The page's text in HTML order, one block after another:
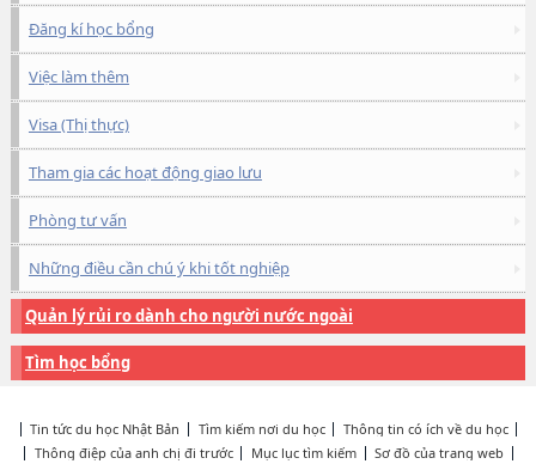
Đăng kí học bổng
Việc làm thêm
Visa (Thị thực)
Tham gia các hoạt động giao lưu
Phòng tư vấn
Những điều cần chú ý khi tốt nghiệp
Quản lý rủi ro dành cho người nước ngoài
Tìm học bổng
Tin tức du học Nhật Bản Tìm kiếm nơi du học
Thông tin có ích về du học
Thông điệp của anh chị đi trước
Mục lục tìm kiếm
Sơ đồ của trang web